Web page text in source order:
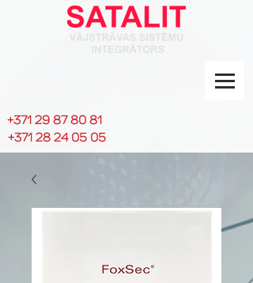
+371 29 87 80 81
+371 28 24 05 05